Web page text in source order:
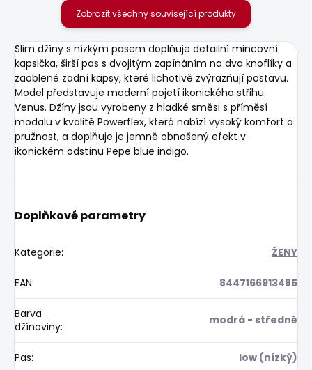
Zobrazit všechny související produkty
Slim džíny s nízkým pasem doplňuje detailní mincovní
kapsička, širší pas s dvojitým zapínáním na dva knoflíky a
zaoblené zadní kapsy, které lichotivě zvýrazňují postavu.
Model představuje moderní pojetí ikonického střihu
Venus. Džíny jsou vyrobeny z hladké směsi s příměsí
modalu v kvalitě Powerflex, která nabízí vysoký komfort a
pružnost, a doplňuje je jemně obnošený efekt v
ikonickém odstínu Pepe blue indigo.
Doplňkové parametry
Kategorie: ŽENY
EAN: 8447166913485
Barva
džínoviny: modrá - středně
Pas: low (nízký)